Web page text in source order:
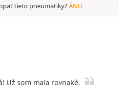
tieto pneumatiky?ÁNO
Už som mala rovnaké.